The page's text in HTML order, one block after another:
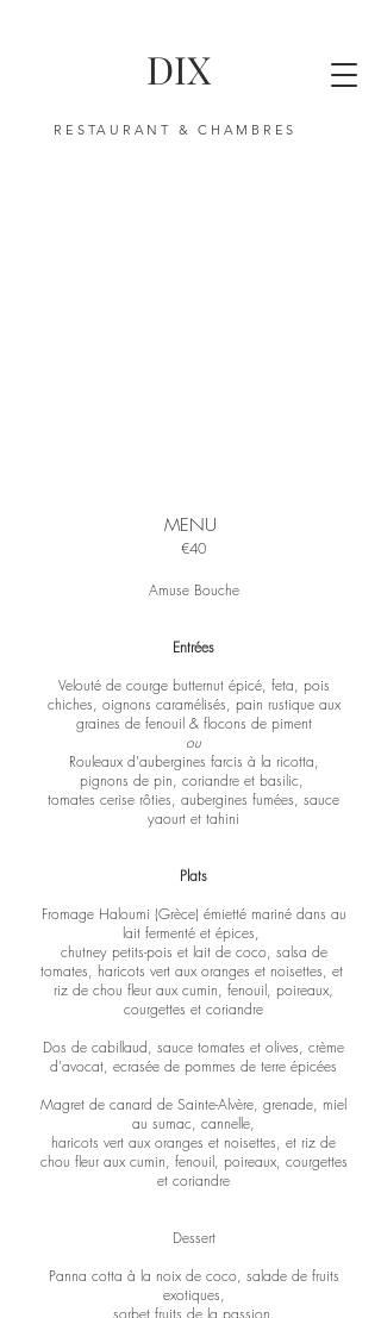
DIX
RESTAURANT & CHAMBRES
MENU
€40
Amuse Bouche
Entrées
Velouté de courge butternut épicé, feta, pois
chiches, oignons caramélisés, pain rustique aux
graines de fenouil & flocons de piment
ou
Rouleaux d'aubergines farcis à la ricotta,
pignons de pin, coriandre et basilic,
tomates cerise rôties, aubergines fumées, sauce
yaourt et tahini
Plats
Fromage Haloumi (Grèce) émietté mariné dans au
lait fermenté et épices,
chutney petits-pois et lait de coco, salsa de
tomates, haricots vert aux oranges et noisettes, et
riz de chou fleur aux cumin, fenouil, poireaux,
courgettes et coriandre
Dos de cabillaud, sauce tomates et olives, crème
d'avocat, ecrasée de pommes de terre épicées
Magret de canard de Sainte-Alvère, grenade, miel
au sumac, cannelle,
haricots vert aux oranges et noisettes, et riz de
chou fleur aux cumin, fenouil, poireaux, courgettes
et coriandre
Dessert
Panna cotta à la noix de coco, salade de fruits
exotiques,
sorbet fruits de la passion.